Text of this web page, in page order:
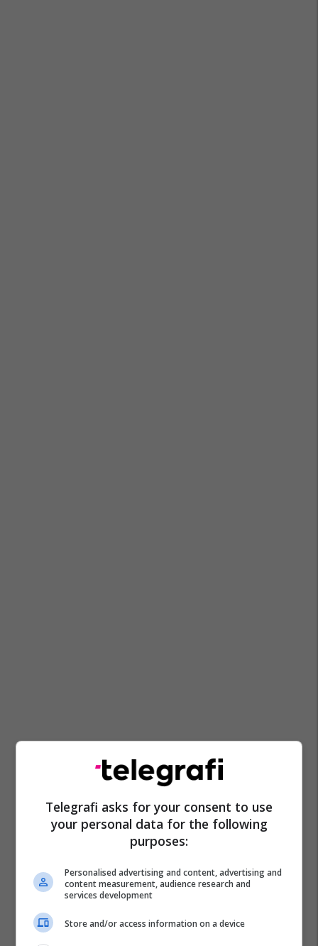
Telegrafi asks for your consent to use
your personal data for the following
purposes:
Personalised advertising and content, advertising and
content measurement, audience research and
services development
Store and/or access information on a device